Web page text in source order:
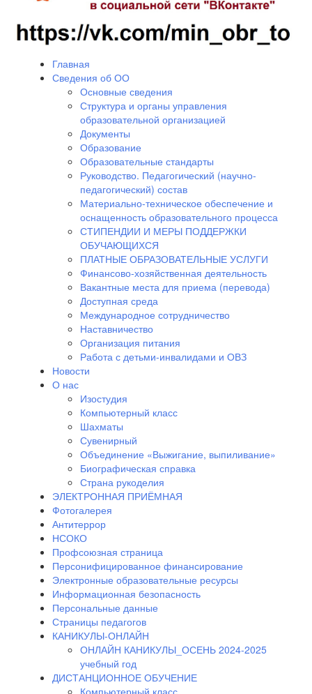
Главная
Сведения об ОО
Основные сведения
Структура и органы управления
образовательной организацией
Документы
Образование
Образовательные стандарты
Руководство. Педагогический (научно-
педагогический) состав
Материально-техническое обеспечение и
оснащенность образовательного процесса
СТИПЕНДИИ И МЕРЫ ПОДДЕРЖКИ
ОБУЧАЮЩИХСЯ
ПЛАТНЫЕ ОБРАЗОВАТЕЛЬНЫЕ УСЛУГИ
Финансово-хозяйственная деятельность
Вакантные места для приема (перевода)
Доступная среда
Международное сотрудничество
Наставничество
Организация питания
Работа с детьми-инвалидами и ОВЗ
Новости
О нас
Изостудия
Компьютерный класс
Шахматы
Сувенирный
Объединение «Выжигание, выпиливание»
Биографическая справка
Страна рукоделия
ЭЛЕКТРОННАЯ ПРИЁМНАЯ
Фотогалерея
Антитеррор
НСОКО
Профсоюзная страница
Персонифицированное финансирование
Электронные образовательные ресурсы
Информационная безопасность
Персональные данные
Страницы педагогов
КАНИКУЛЫ-ОНЛАЙН
ОНЛАЙН КАНИКУЛЫ_ОСЕНЬ 2024-2025
учебный год
ДИСТАНЦИОННОЕ ОБУЧЕНИЕ
Компьютерный класс